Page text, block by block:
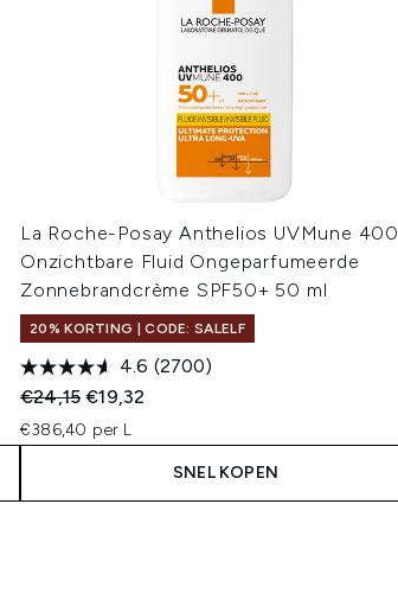
La Roche-Posay Anthelios UVMune 400
Onzichtbare Fluid Ongeparfumeerde
Zonnebrandcrème SPF50+ 50 ml
20% KORTING | CODE: SALELF
4.6 (2700)
Recommended Retail Price:
€24,15Huidige prijs:
€19,32
€386,40 per L
SNEL KOPEN